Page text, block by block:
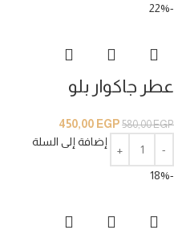
-22%
عطر جاكوار بلو
580,00EGP
450,00 EGP
إضافة إلى السلة
-18%